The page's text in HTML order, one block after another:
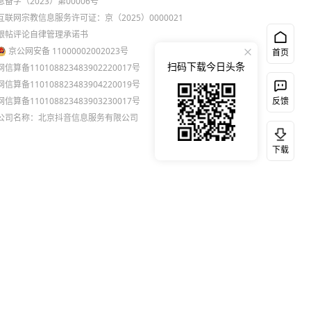
联网宗教信息服务许可证：京（2025）0000021
帖评论自律管理承诺书
京公网安备 11000002002023号
信算备110108823483902220017号
信算备110108823483904220019号
信算备110108823483903230017号
司名称：北京抖音信息服务有限公司
首页
反馈
下载
扫码下载今日头条